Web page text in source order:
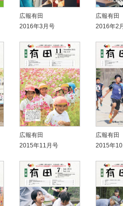
広報有田
2016年3月号
広報有田
2016年2
広報有田
2015年11月号
広報有田
2015年